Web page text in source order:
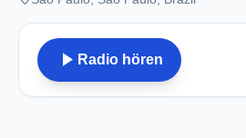
play_arrow Radio hören